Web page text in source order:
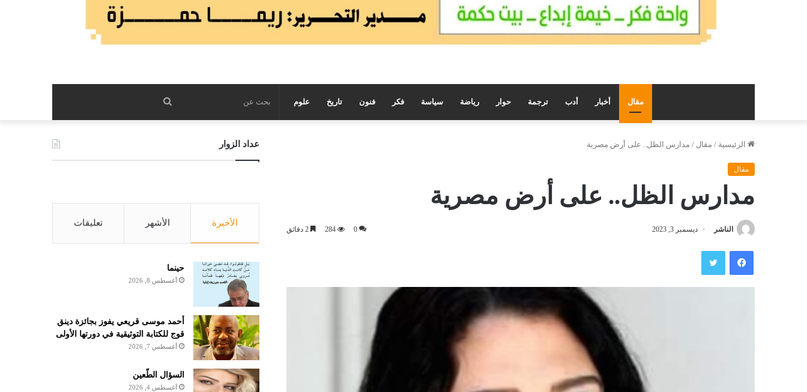
مقال أخبار أدب ترجمة حوار رياضة سياسة فكر فنون تاريخ علوم بحث
الرئيسية / مقال / مدارس الظل.. على أرض مصرية
مقال
مدارس الظل.. على أرض مصرية
الناشر ديسمبر 3, 2023 0
284
فيسبوك تويتر
عداد الزوار
الأخيرة الأشهر تعليقات
حينما
أغسطس 8, 2026
أحمد موسى قريعي يفوز بجائزة دينق
قوج للكتابة التوثيقية في دورتها الأولى
أغسطس 7, 2026
السؤال الطّعين
أغسطس 4, 2026